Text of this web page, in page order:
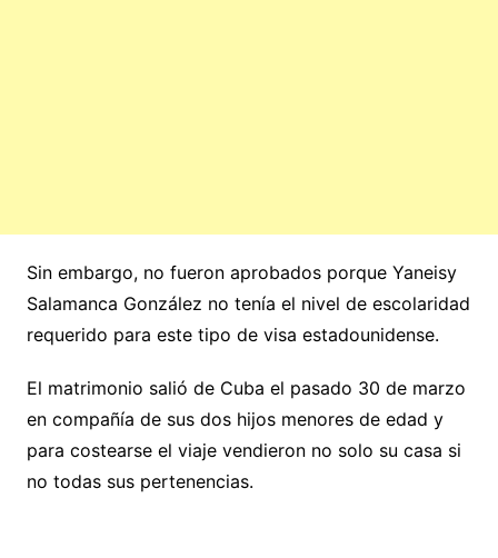
Sin embargo, no fueron aprobados porque Yaneisy
Salamanca González no tenía el nivel de escolaridad
requerido para este tipo de visa estadounidense.
El matrimonio salió de Cuba el pasado 30 de marzo
en compañía de sus dos hijos menores de edad y
para costearse el viaje vendieron no solo su casa si
no todas sus pertenencias.